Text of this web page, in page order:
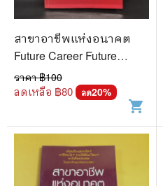
สาขาอาชีพแห่งอนาคต
Future Career Future
Education 3 - อ.วิริยะ ฤาชัย
พาณิชย์
ราคา ฿100
ลดเหลือ ฿80 ลด20%
shopping_cart